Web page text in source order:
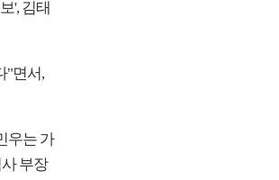
', 김태
"면서,
우는 가
부장